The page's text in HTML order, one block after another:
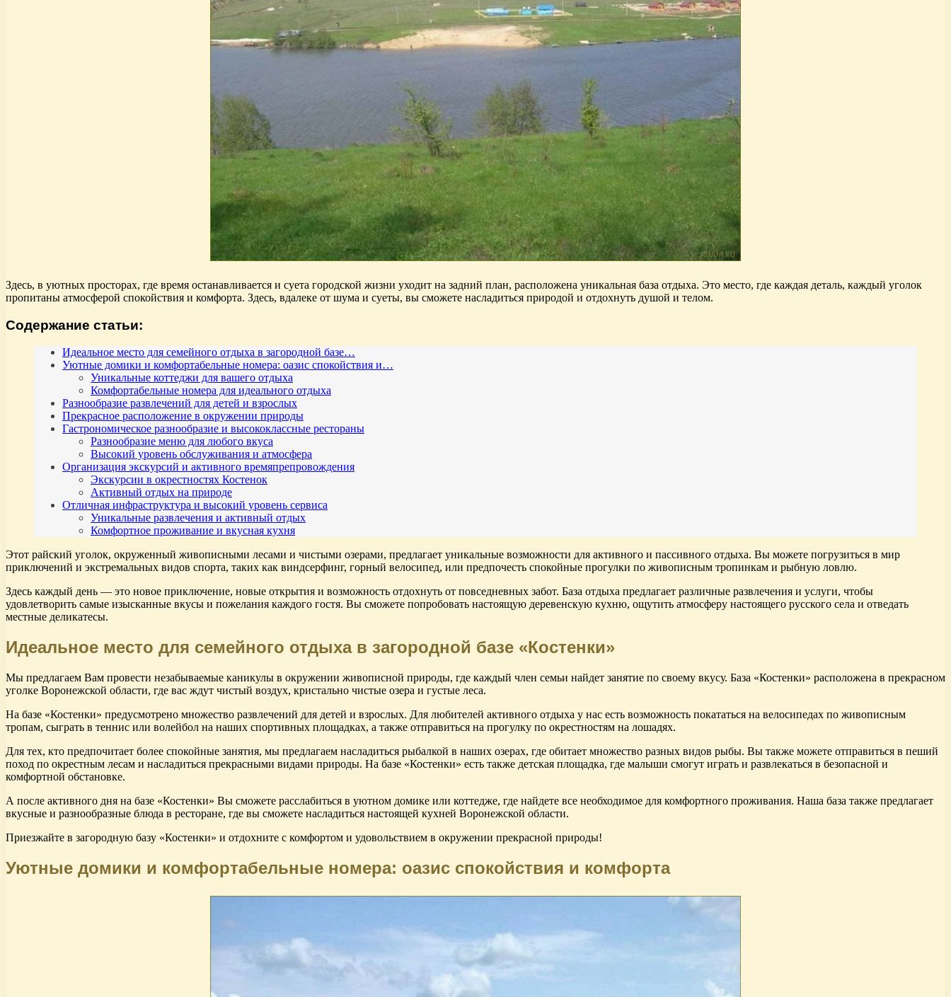
Здесь, в уютных просторах, где время останавливается и суета городской жизни уходит на задний план, расположена уникальная база отдыха. Это место, где каждая деталь, каждый уголок
пропитаны атмосферой спокойствия и комфорта. Здесь, вдалеке от шума и суеты, вы сможете насладиться природой и отдохнуть душой и телом.
Содержание статьи:
Идеальное место для семейного отдыха в загородной базе…
Уютные домики и комфортабельные номера: оазис спокойствия и…
Уникальные коттеджи для вашего отдыха
Комфортабельные номера для идеального отдыха
Разнообразие развлечений для детей и взрослых
Прекрасное расположение в окружении природы
Гастрономическое разнообразие и высококлассные рестораны
Разнообразие меню для любого вкуса
Высокий уровень обслуживания и атмосфера
Организация экскурсий и активного времяпрепровождения
Экскурсии в окрестностях Костенок
Активный отдых на природе
Отличная инфраструктура и высокий уровень сервиса
Уникальные развлечения и активный отдых
Комфортное проживание и вкусная кухня
Этот райский уголок, окруженный живописными лесами и чистыми озерами, предлагает уникальные возможности для активного и пассивного отдыха. Вы можете погрузиться в мир
приключений и экстремальных видов спорта, таких как виндсерфинг, горный велосипед, или предпочесть спокойные прогулки по живописным тропинкам и рыбную ловлю.
Здесь каждый день — это новое приключение, новые открытия и возможность отдохнуть от повседневных забот. База отдыха предлагает различные развлечения и услуги, чтобы
удовлетворить самые изысканные вкусы и пожелания каждого гостя. Вы сможете попробовать настоящую деревенскую кухню, ощутить атмосферу настоящего русского села и отведать
местные деликатесы.
Идеальное место для семейного отдыха в загородной базе «Костенки»
Мы предлагаем Вам провести незабываемые каникулы в окружении живописной природы, где каждый член семьи найдет занятие по своему вкусу. База «Костенки» расположена в прекрасном
уголке Воронежской области, где вас ждут чистый воздух, кристально чистые озера и густые леса.
На базе «Костенки» предусмотрено множество развлечений для детей и взрослых. Для любителей активного отдыха у нас есть возможность покататься на велосипедах по живописным
тропам, сыграть в теннис или волейбол на наших спортивных площадках, а также отправиться на прогулку по окрестностям на лошадях.
Для тех, кто предпочитает более спокойные занятия, мы предлагаем насладиться рыбалкой в наших озерах, где обитает множество разных видов рыбы. Вы также можете отправиться в пеший
поход по окрестным лесам и насладиться прекрасными видами природы. На базе «Костенки» есть также детская площадка, где малыши смогут играть и развлекаться в безопасной и
комфортной обстановке.
А после активного дня на базе «Костенки» Вы сможете расслабиться в уютном домике или коттедже, где найдете все необходимое для комфортного проживания. Наша база также предлагает
вкусные и разнообразные блюда в ресторане, где вы сможете насладиться настоящей кухней Воронежской области.
Приезжайте в загородную базу «Костенки» и отдохните с комфортом и удовольствием в окружении прекрасной природы!
Уютные домики и комфортабельные номера: оазис спокойствия и комфорта